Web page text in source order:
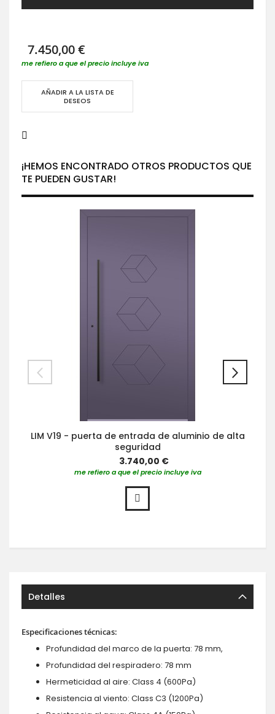
7.450,00 €
me refiero a que el precio incluye iva
AÑADIR A LA LISTA DE
DESEOS
¡HEMOS ENCONTRADO OTROS PRODUCTOS QUE
TE PUEDEN GUSTAR!
LIM V19 - puerta de entrada de aluminio de alta
seguridad
3.740,00 €
me refiero a que el precio incluye iva
Detalles
Especificaciones técnicas:
Profundidad del marco de la puerta: 78 mm,
Profundidad del respiradero: 78 mm
Hermeticidad al aire: Class 4 (600Pa)
Resistencia al viento: Class C3 (1200Pa)